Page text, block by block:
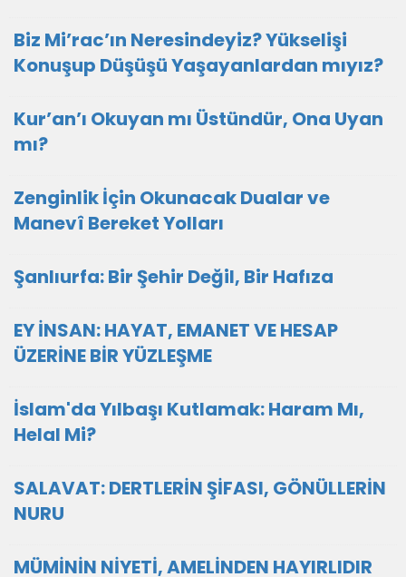
Biz Mi’rac’ın Neresindeyiz? Yükselişi
Konuşup Düşüşü Yaşayanlardan mıyız?
Kur’an’ı Okuyan mı Üstündür, Ona Uyan
mı?
Zenginlik İçin Okunacak Dualar ve
Manevî Bereket Yolları
Şanlıurfa: Bir Şehir Değil, Bir Hafıza
EY İNSAN: HAYAT, EMANET VE HESAP
ÜZERİNE BİR YÜZLEŞME
İslam'da Yılbaşı Kutlamak: Haram Mı,
Helal Mi?
SALAVAT: DERTLERİN ŞİFASI, GÖNÜLLERİN
NURU
MÜMİNİN NİYETİ, AMELİNDEN HAYIRLIDIR